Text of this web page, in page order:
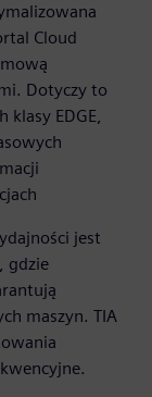
Cloud
Dotyczy to
klasy EDGE,
jest
gdzie
maszyn. TIA